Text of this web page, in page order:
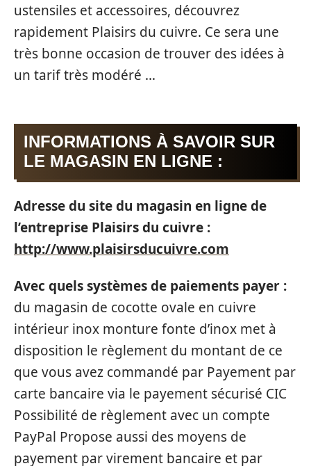
ustensiles et accessoires, découvrez
rapidement Plaisirs du cuivre. Ce sera une
très bonne occasion de trouver des idées à
un tarif très modéré …
INFORMATIONS À SAVOIR SUR
LE MAGASIN EN LIGNE :
Adresse du site du magasin en ligne de
l’entreprise Plaisirs du cuivre :
http://www.plaisirsducuivre.com
Avec quels systèmes de paiements payer :
du magasin de cocotte ovale en cuivre
intérieur inox monture fonte d’inox met à
disposition le règlement du montant de ce
que vous avez commandé par Payement par
carte bancaire via le payement sécurisé CIC
Possibilité de règlement avec un compte
PayPal Propose aussi des moyens de
payement par virement bancaire et par